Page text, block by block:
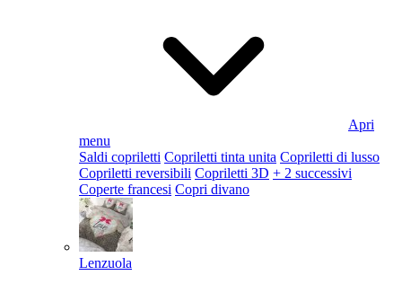
Apri
menu
Saldi copriletti Copriletti tinta unita Copriletti di lusso
Copriletti reversibili Copriletti 3D + 2 successivi
Coperte francesi Copri divano
Lenzuola